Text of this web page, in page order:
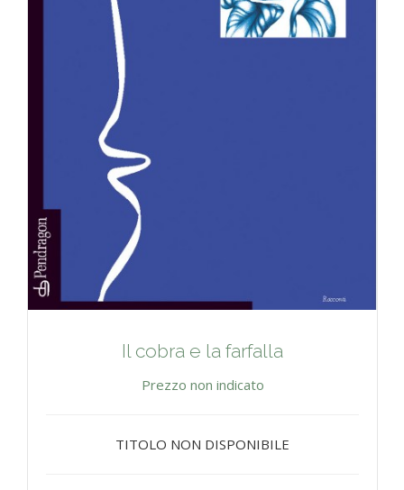
Il cobra e la farfalla
Prezzo non indicato
TITOLO NON DISPONIBILE